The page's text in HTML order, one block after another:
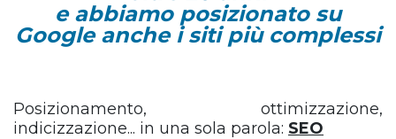
e abbiamo posizionato su
Google anche i siti più complessi
Posizionamento, ottimizzazione,
indicizzazione... in una sola parola: SEO